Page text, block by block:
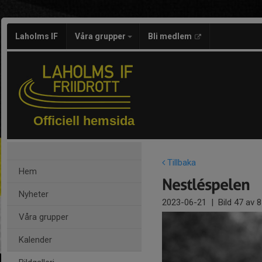
Laholms IF Våra grupper Bli medlem
Officiell hemsida
Hem
Nyheter
Våra grupper
Kalender
Tillbaka
Nestléspelen
2023-06-21 | Bild 47 av